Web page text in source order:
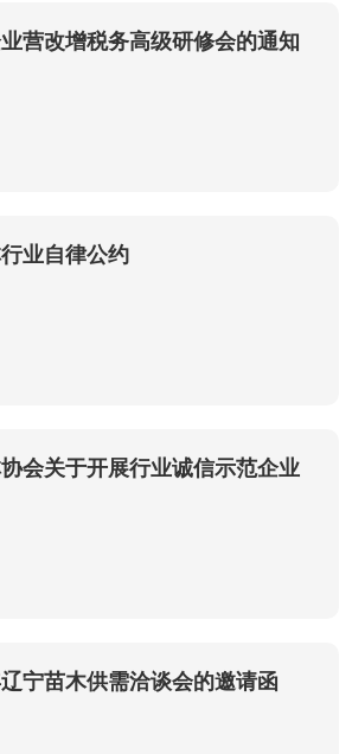
营改增税务高级研修会的通知
业自律公约
会关于开展行业诚信示范企业
宁苗木供需洽谈会的邀请函